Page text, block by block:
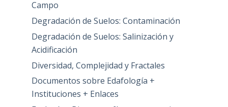
Campo
Degradación de Suelos: Contaminación
Degradación de Suelos: Salinización y
Acidificación
Diversidad, Complejidad y Fractales
Documentos sobre Edafología +
Instituciones + Enlaces